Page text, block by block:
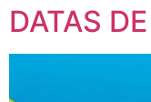
DATAS